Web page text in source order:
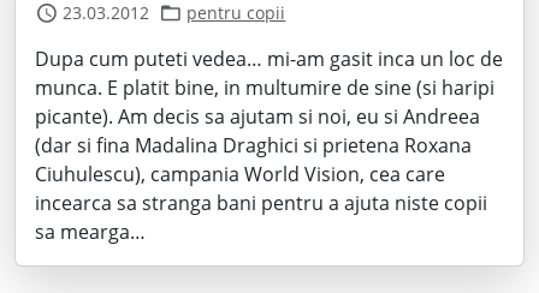
23.03.2012 pentru copii
Dupa cum puteti vedea… mi-am gasit inca un loc de
munca. E platit bine, in multumire de sine (si haripi
picante). Am decis sa ajutam si noi, eu si Andreea
(dar si fina Madalina Draghici si prietena Roxana
Ciuhulescu), campania World Vision, cea care
incearca sa stranga bani pentru a ajuta niste copii
sa mearga…